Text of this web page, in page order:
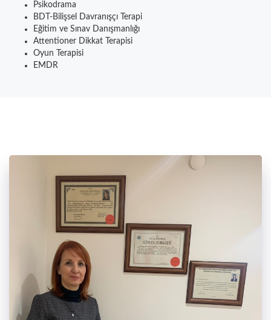
Psikodrama
BDT-Bilişsel Davranışçı Terapi
Eğitim ve Sınav Danışmanlığı
Attentioner Dikkat Terapisi
Oyun Terapisi
EMDR